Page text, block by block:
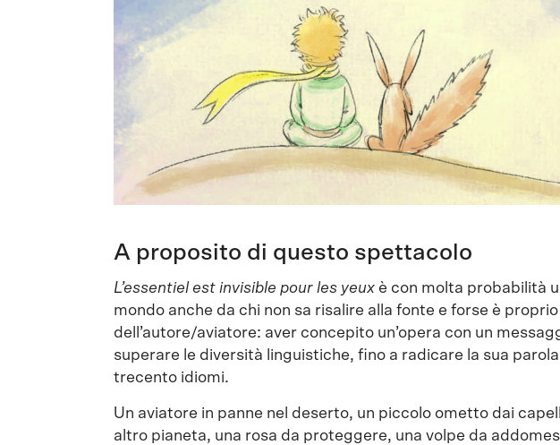
A proposito di questo spettacolo
L’essentiel est invisible pour les yeux è con molta probabilità
mondo anche da chi non sa risalire alla fonte e forse è
dell’autore/aviatore: aver concepito un’opera con un
superare le diversità linguistiche, fino a radicare la sua
trecento idiomi.
Un aviatore in panne nel deserto, un piccolo ometto dai
altro pianeta, una rosa da proteggere, una volpe da